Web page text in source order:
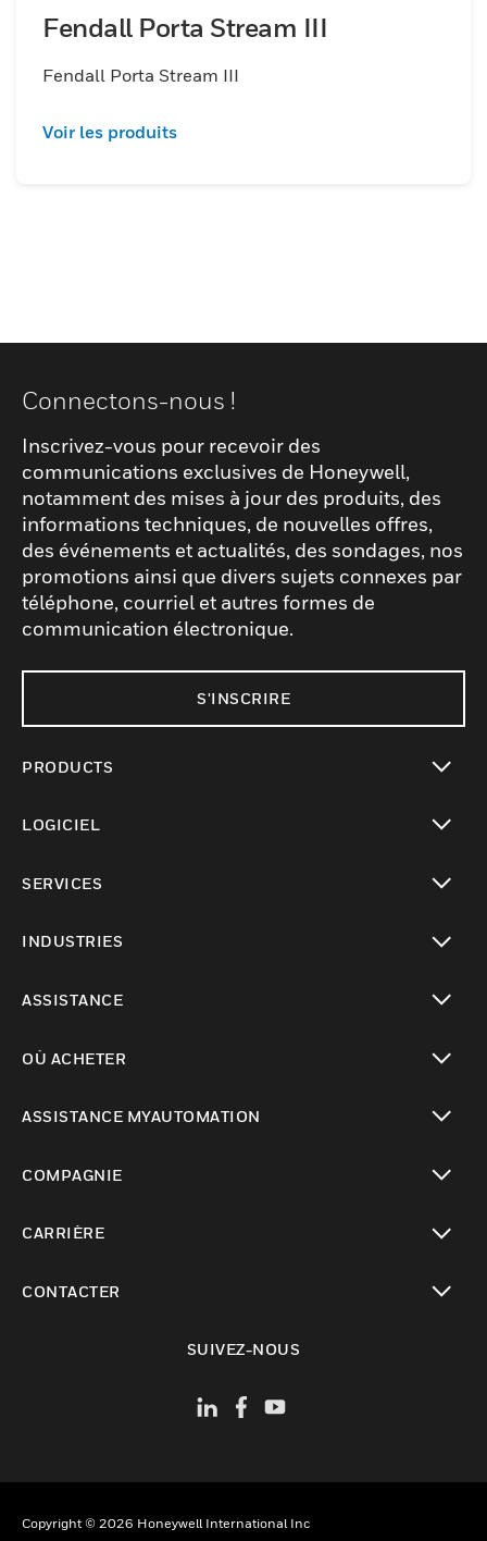
Fendall Porta Stream III
Fendall Porta Stream III
Voir les produits
Connectons-nous !
Inscrivez-vous pour recevoir des
communications exclusives de Honeywell,
notamment des mises à jour des produits, des
informations techniques, de nouvelles offres,
des événements et actualités, des sondages, nos
promotions ainsi que divers sujets connexes par
téléphone, courriel et autres formes de
communication électronique.
S'INSCRIRE
PRODUCTS
LOGICIEL
SERVICES
INDUSTRIES
ASSISTANCE
OÙ ACHETER
ASSISTANCE MYAUTOMATION
COMPAGNIE
CARRIÈRE
CONTACTER
SUIVEZ-NOUS
Copyright © 2026 Honeywell International Inc